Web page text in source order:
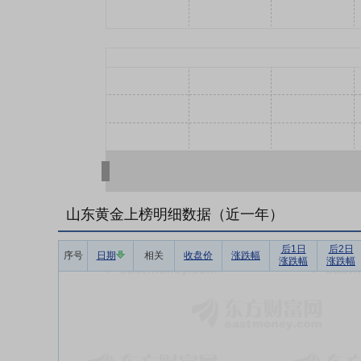
山东黄金上榜明细数据（近一年）
序号 日期 相关 收盘价 涨跌幅
后1日
涨跌幅
后2日
涨跌幅